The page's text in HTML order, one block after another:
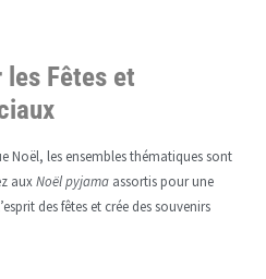
les Fêtes et
Noël, les ensembles thématiques sont
auxNoël pyjamaassortis pour une
des fêtes et crée des souvenirs